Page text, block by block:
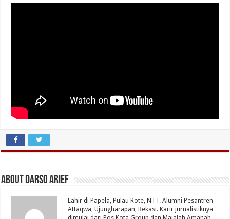
About Darso Arief
Lahir di Papela, Pulau Rote, NTT. Alumni Pesantren
Attaqwa, Ujungharapan, Bekasi. Karir jurnalistiknya